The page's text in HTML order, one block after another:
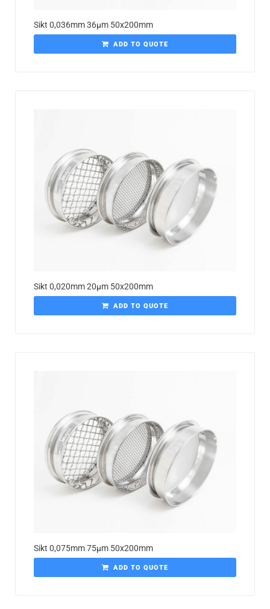
Sikt 0,036mm 36µm 50x200mm
ADD TO QUOTE
Sikt 0,020mm 20µm 50x200mm
ADD TO QUOTE
Sikt 0,075mm 75µm 50x200mm
ADD TO QUOTE